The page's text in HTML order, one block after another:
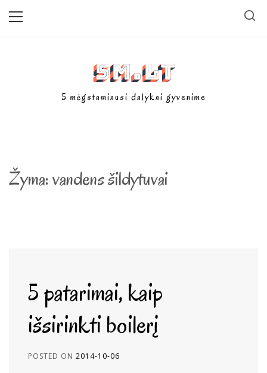
5m.lt
5 mėgstamiausi dalykai gyvenime
Žyma:vandens šildytuvai
5 patarimai, kaip
išsirinkti boilerį
POSTED ON 2014-10-06